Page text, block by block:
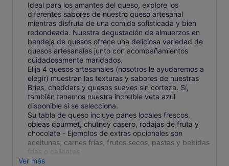
Ideal para los amantes del queso, explore los
diferentes sabores de nuestro queso artesanal
mientras disfruta de una comida sofisticada y bien
redondeada. Nuestra degustación de almuerzos en
bandeja de quesos ofrece una deliciosa variedad de
quesos artesanales junto con acompañamientos
cuidadosamente maridados.
Elija 4 quesos artesanales (nosotros le ayudaremos a
elegir) muestran las texturas y sabores de nuestras
Bries, cheddars y quesos suaves sin corteza. Sí,
también tenemos nuestra increíble veta azul
disponible si se selecciona.
Su tabla de queso incluye panes locales frescos,
obleas gourmet, chutney casero, rodajas de fruta y
chocolate - Ejemplos de extras opcionales son
aceitunas, carnes frías, frutos secos, pastas y bebidas
frías o calientes
Ver más